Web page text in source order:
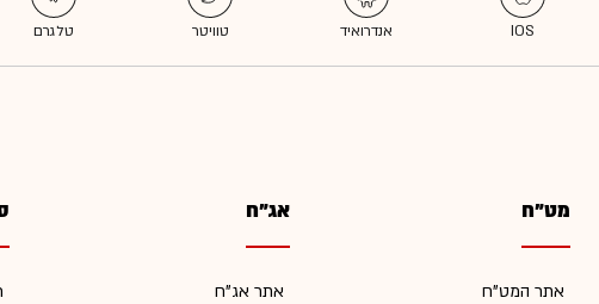
מט"ח
אתר המט"ח
אג"ח
אתר אג"ח